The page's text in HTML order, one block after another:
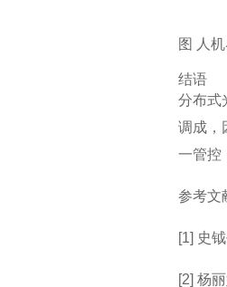
图 人
结语
分布式
调成，
一管控
参考文
[1] 史
[2] 杨